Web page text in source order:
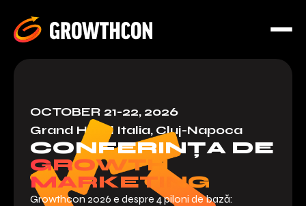
OCTOBER 21-22, 2026
Grand Hotel Italia, Cluj-Napoca
CONFERINȚA DE
GROWTH
MARKETING
Growthcon 2026 e despre 4 piloni de bază: